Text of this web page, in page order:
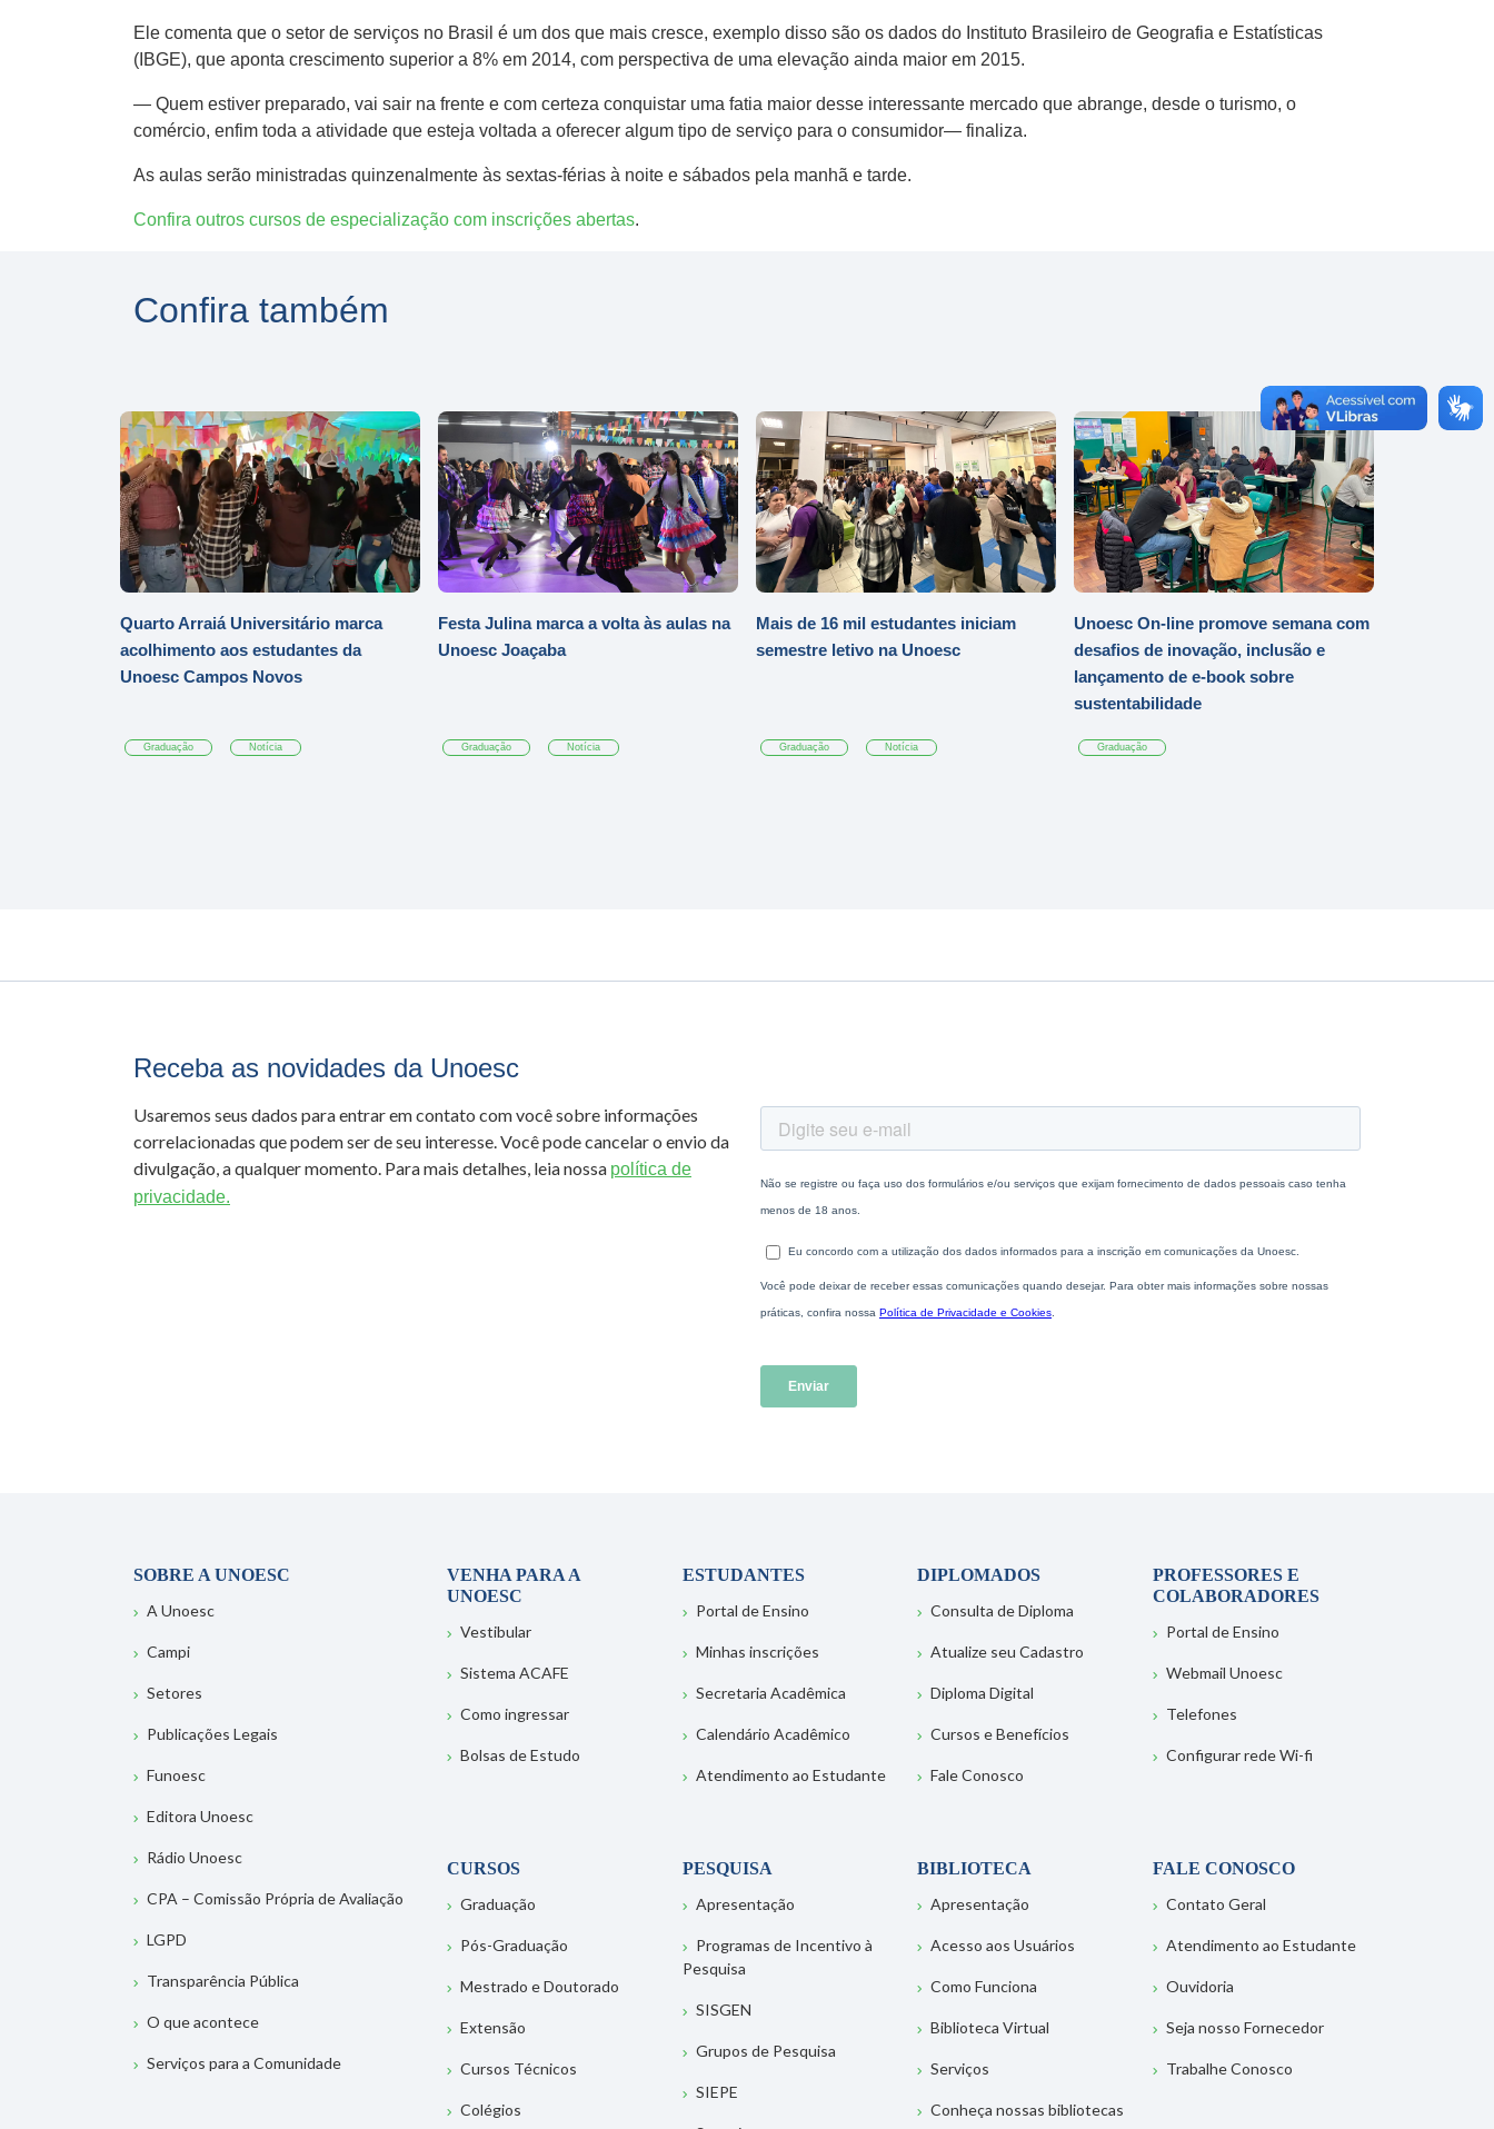
Ele comenta que o setor de serviços no Brasil é um dos que mais cresce, exemplo disso são os dados do Instituto Brasileiro de Geografia e Estatísticas
(IBGE), que aponta crescimento superior a 8% em 2014, com perspectiva de uma elevação ainda maior em 2015.
— Quem estiver preparado, vai sair na frente e com certeza conquistar uma fatia maior desse interessante mercado que abrange, desde o turismo, o
comércio, enfim toda a atividade que esteja voltada a oferecer algum tipo de serviço para o consumidor— finaliza.
As aulas serão ministradas quinzenalmente às sextas-férias à noite e sábados pela manhã e tarde.
Confira outros cursos de especialização com inscrições abertas.
Confira também
Quarto Arraiá Universitário marca
acolhimento aos estudantes da
Unoesc Campos Novos
Graduação Notícia
Festa Julina marca a volta às aulas na
Unoesc Joaçaba
Graduação Notícia
Mais de 16 mil estudantes iniciam
semestre letivo na Unoesc
Graduação Notícia
Unoesc On-line promove semana com
desafios de inovação, inclusão e
lançamento de e-book sobre
sustentabilidade
Graduação
Receba as novidades da Unoesc
Usaremos seus dados para entrar em contato com você sobre informações
correlacionadas que podem ser de seu interesse. Você pode cancelar o envio da
divulgação, a qualquer momento. Para mais detalhes, leia nossa política de
privacidade.
SOBRE A UNOESC
A Unoesc
Campi
Setores
Publicações Legais
Funoesc
Editora Unoesc
Rádio Unoesc
CPA – Comissão Própria de Avaliação
LGPD
Transparência Pública
O que acontece
Serviços para a Comunidade
VENHA PARA A
UNOESC
Vestibular
Sistema ACAFE
Como ingressar
Bolsas de Estudo
ESTUDANTES
Portal de Ensino
Minhas inscrições
Secretaria Acadêmica
Calendário Acadêmico
Atendimento ao Estudante
DIPLOMADOS
Consulta de Diploma
Atualize seu Cadastro
Diploma Digital
Cursos e Benefícios
Fale Conosco
PROFESSORES E
COLABORADORES
Portal de Ensino
Webmail Unoesc
Telefones
Configurar rede Wi-fi
CURSOS
Graduação
Pós-Graduação
Mestrado e Doutorado
Extensão
Cursos Técnicos
Colégios
PESQUISA
Apresentação
Programas de Incentivo à
Pesquisa
SISGEN
Grupos de Pesquisa
SIEPE
BIBLIOTECA
Apresentação
Acesso aos Usuários
Como Funciona
Biblioteca Virtual
Serviços
Conheça nossas bibliotecas
FALE CONOSCO
Contato Geral
Atendimento ao Estudante
Ouvidoria
Seja nosso Fornecedor
Trabalhe Conosco